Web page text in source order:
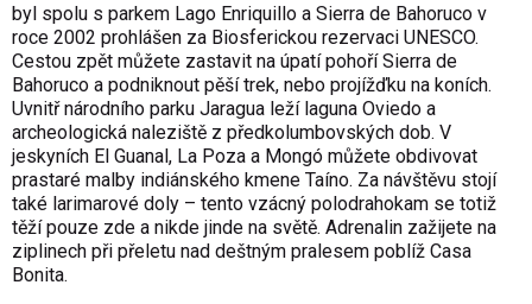
byl spolu s parkem Lago Enriquillo a Sierra de Bahoruco v
roce 2002 prohlášen za Biosferickou rezervaci UNESCO.
Cestou zpět můžete zastavit na úpatí pohoří Sierra de
Bahoruco a podniknout pěší trek, nebo projížďku na koních.
Uvnitř národního parku Jaragua leží laguna Oviedo a
archeologická naleziště z předkolumbovských dob. V
jeskyních El Guanal, La Poza a Mongó můžete obdivovat
prastaré malby indiánského kmene Taíno. Za návštěvu stojí
také larimarové doly – tento vzácný polodrahokam se totiž
těží pouze zde a nikde jinde na světě. Adrenalin zažijete na
ziplinech při přeletu nad deštným pralesem poblíž Casa
Bonita.